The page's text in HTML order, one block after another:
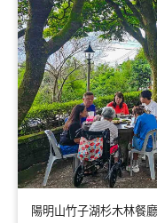
陽明山竹子湖杉木林餐